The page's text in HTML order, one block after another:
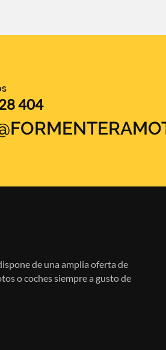
404
de una amplia oferta de
o coches siempre a gusto de